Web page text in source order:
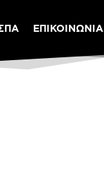
ΕΠΙΚΟΙΝΩΝΙΑ